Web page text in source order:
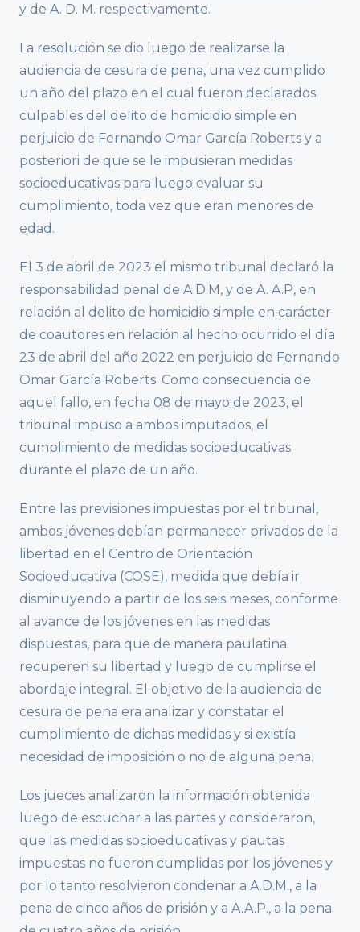
y de A. D. M. respectivamente.
La resolución se dio luego de realizarse la
audiencia de cesura de pena, una vez cumplido
un año del plazo en el cual fueron declarados
culpables del delito de homicidio simple en
perjuicio de Fernando Omar García Roberts y a
posteriori de que se le impusieran medidas
socioeducativas para luego evaluar su
cumplimiento, toda vez que eran menores de
edad.
El 3 de abril de 2023 el mismo tribunal declaró la
responsabilidad penal de A.D.M, y de A. A.P, en
relación al delito de homicidio simple en carácter
de coautores en relación al hecho ocurrido el día
23 de abril del año 2022 en perjuicio de Fernando
Omar García Roberts. Como consecuencia de
aquel fallo, en fecha 08 de mayo de 2023, el
tribunal impuso a ambos imputados, el
cumplimiento de medidas socioeducativas
durante el plazo de un año.
Entre las previsiones impuestas por el tribunal,
ambos jóvenes debían permanecer privados de la
libertad en el Centro de Orientación
Socioeducativa (COSE), medida que debía ir
disminuyendo a partir de los seis meses, conforme
al avance de los jóvenes en las medidas
dispuestas, para que de manera paulatina
recuperen su libertad y luego de cumplirse el
abordaje integral. El objetivo de la audiencia de
cesura de pena era analizar y constatar el
cumplimiento de dichas medidas y si existía
necesidad de imposición o no de alguna pena.
Los jueces analizaron la información obtenida
luego de escuchar a las partes y consideraron,
que las medidas socioeducativas y pautas
impuestas no fueron cumplidas por los jóvenes y
por lo tanto resolvieron condenar a A.D.M., a la
pena de cinco años de prisión y a A.A.P., a la pena